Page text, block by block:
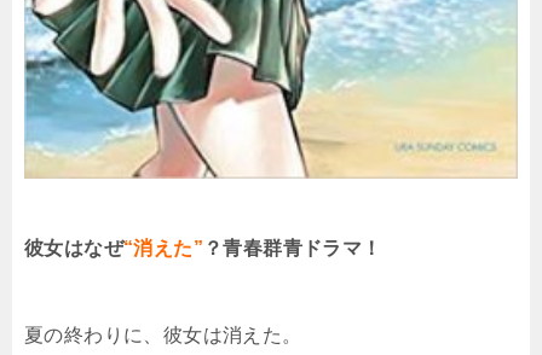
彼女はなぜ“消えた” ？青春群青ドラマ！
夏の終わりに、彼女は消えた。